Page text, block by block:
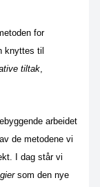
for
knyttes til
tiltak,
arbeidet
de metodene vi
I dag står vi
som den nye